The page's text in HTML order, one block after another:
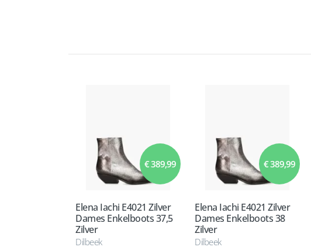
€ 389,99
Elena Iachi E4021 Zilver
Dames Enkelboots 37,5
Zilver
Dilbeek
€ 389,99
Elena Iachi E4021 Zilver
Dames Enkelboots 38
Zilver
Dilbeek